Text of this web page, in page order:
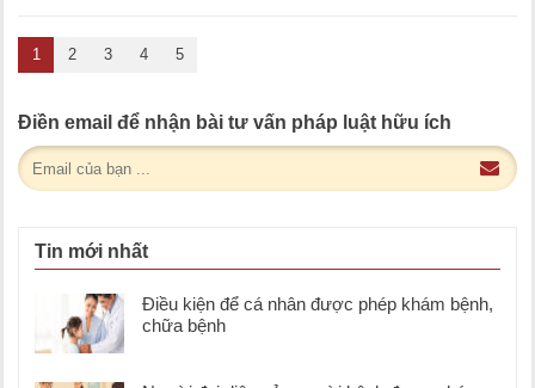
1 2 3 4 5
Điền email để nhận bài tư vấn pháp luật hữu ích
Tin mới nhất
Điều kiện để cá nhân được phép khám bệnh,
chữa bệnh